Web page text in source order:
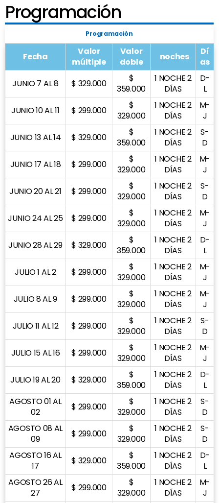
Programación
Programación
Fecha
Valor
múltiple
Valor
doble
noches
Dí
as
JUNIO 7 AL 8
$ 329.000
$
359.000
1 NOCHE 2
DÍAS
D-
L
JUNIO 10 AL 11
$ 299.000
$
329.000
1 NOCHE 2
DÍAS
M-
J
JUNIO 13 AL 14
$ 329.000
$
359.000
1 NOCHE 2
DÍAS
S-
D
JUNIO 17 AL 18
$ 299.000
$
329.000
1 NOCHE 2
DÍAS
M-
J
JUNIO 20 AL 21
$ 299.000
$
329.000
1 NOCHE 2
DÍAS
S-
D
JUNIO 24 AL 25
$ 299.000
$
329.000
1 NOCHE 2
DÍAS
M-
J
JUNIO 28 AL 29
$ 329.000
$
359.000
1 NOCHE 2
DÍAS
D-
L
JULIO 1 AL 2
$ 299.000
$
329.000
1 NOCHE 2
DÍAS
M-
J
JULIO 8 AL 9
$ 299.000
$
329.000
1 NOCHE 2
DÍAS
M-
J
JULIO 11 AL 12
$ 299.000
$
329.000
1 NOCHE 2
DÍAS
S-
D
JULIO 15 AL 16
$ 299.000
$
329.000
1 NOCHE 2
DÍAS
M-
J
JULIO 19 AL 20
$ 329.000
$
359.000
1 NOCHE 2
DÍAS
D-
L
AGOSTO 01 AL
02
$ 299.000
$
329.000
1 NOCHE 2
DÍAS
S-
D
AGOSTO 08 AL
09
$ 299.000
$
329.000
1 NOCHE 2
DÍAS
S-
D
AGOSTO 16 AL
17
$ 329.000
$
359.000
1 NOCHE 2
DÍAS
D-
L
AGOSTO 26 AL
27
$ 299.000
$
329.000
1 NOCHE 2
DÍAS
M-
J